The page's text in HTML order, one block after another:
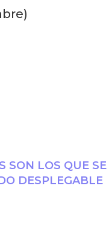
SON LOS QUE SE
DESPLEGABLE